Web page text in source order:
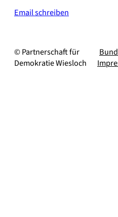
Email schreiben
© Partnerschaft für
Demokratie Wiesloch